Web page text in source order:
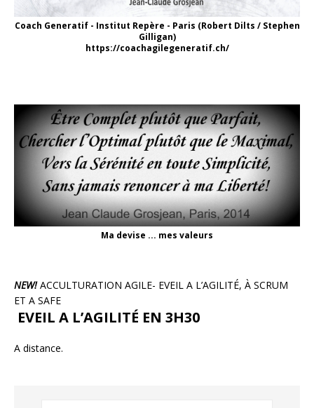
Coach Generatif - Institut Repère - Paris (Robert Dilts / Stephen
Gilligan)
https://coachagilegeneratif.ch/
Ma devise ... mes valeurs
NEW!ACCULTURATION AGILE- EVEIL A L’AGILITÉ, À SCRUM
ET A SAFE
EVEIL A L’AGILITÉ EN 3H30
A distance.